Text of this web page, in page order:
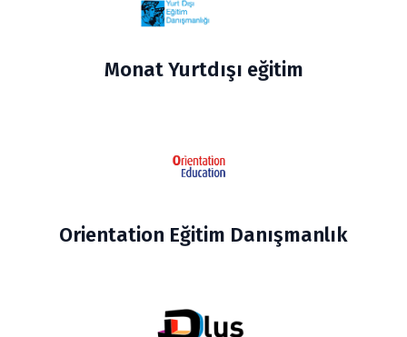
Monat Yurtdışı eğitim
Orientation Eğitim Danışmanlık